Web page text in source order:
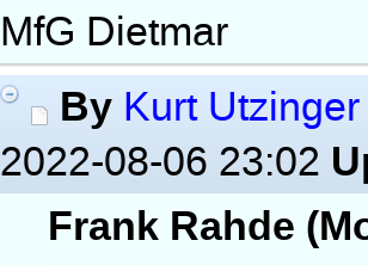
MfG Dietmar
By Kurt Utzinger
2022-08-06 23:02
Frank Rahde